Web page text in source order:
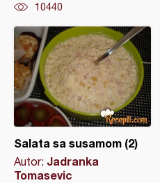
10440
Salata sa susamom (2)
Autor: Jadranka
Tomasevic